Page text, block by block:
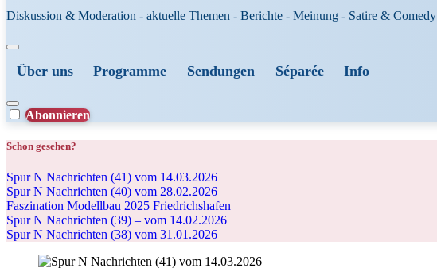
Diskussion & Moderation - aktuelle Themen - Berichte - Meinung - Satire & Comedy
Über uns Programme Sendungen Séparée Info
Abonnieren
Schon gesehen?
Spur N Nachrichten (41) vom 14.03.2026
Spur N Nachrichten (40) vom 28.02.2026
Faszination Modellbau 2025 Friedrichshafen
Spur N Nachrichten (39) – vom 14.02.2026
Spur N Nachrichten (38) vom 31.01.2026